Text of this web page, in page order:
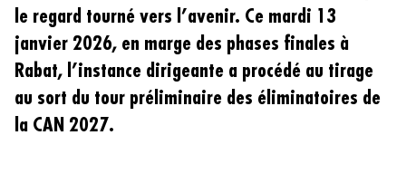
le regard tourné vers l’avenir. Ce mardi 13
janvier 2026, en marge des phases finales à
Rabat, l’instance dirigeante a procédé au tirage
au sort du tour préliminaire des éliminatoires de
la CAN 2027.